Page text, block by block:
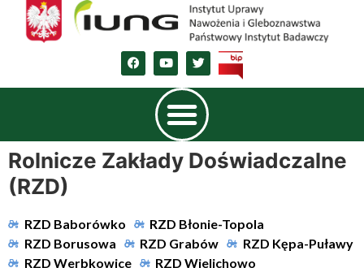
Rolnicze Zakłady Doświadczalne
(RZD)
RZD Baborówko
RZD Błonie-Topola
RZD Borusowa
RZD Grabów
RZD Kępa-Puławy
RZD Werbkowice
RZD Wielichowo